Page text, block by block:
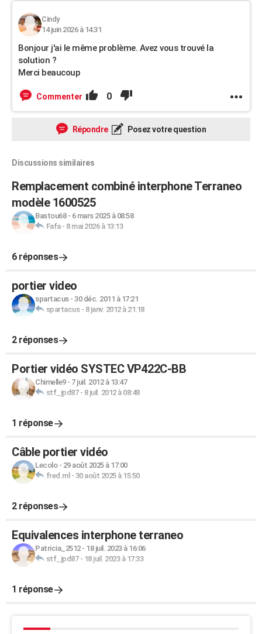
Cindy
14 juin 2026 à 14:31
Bonjour j'ai le même problème. Avez vous trouvé la
solution ?
Merci beaucoup
Commenter 0
Répondre Posez votre question
Discussions similaires
Remplacement combiné interphone Terraneo
modèle 1600525
Bastou68- 6 mars 2025 à 08:58
Fafa- 8 mai 2026 à 13:13
6 réponses
portier video
spartacus- 30 déc. 2011 à 17:21
spartacus- 8 janv. 2012 à 21:18
2 réponses
Portier vidéo SYSTEC VP422C-BB
Chimelle9- 7 juil. 2012 à 13:47
stf_jpd87- 8 juil. 2012 à 08:48
1 réponse
Câble portier vidéo
Lecolo- 29 août 2025 à 17:00
fred.ml - 30 août 2025 à 15:50
2 réponses
Equivalences interphone terraneo
Patricia_2512- 18 juil. 2023 à 16:06
stf_jpd87- 18 juil. 2023 à 17:33
1 réponse